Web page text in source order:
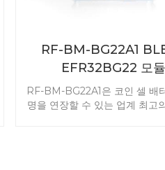
RF-BM-BG22A1
EFR32BG22 모듈
RF-BM-BG22A1은 코인 셀 배
명을 연장할 수 있는 업계 최고